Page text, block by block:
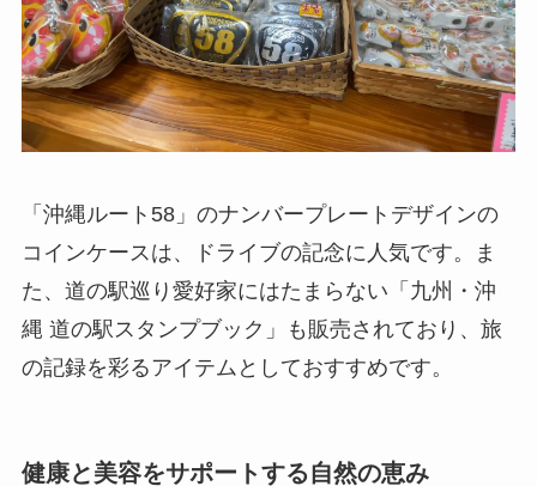
「沖縄ルート58」のナンバープレートデザインの
コインケースは、ドライブの記念に人気です。ま
た、道の駅巡り愛好家にはたまらない「九州・沖
縄 道の駅スタンプブック」も販売されており、旅
の記録を彩るアイテムとしておすすめです。
健康と美容をサポートする自然の恵み